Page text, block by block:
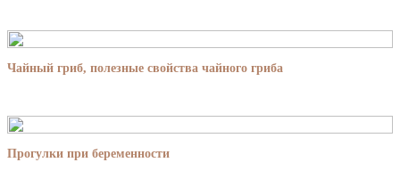
Чайный гриб, полезные свойства чайного гриба
Прогулки при беременности